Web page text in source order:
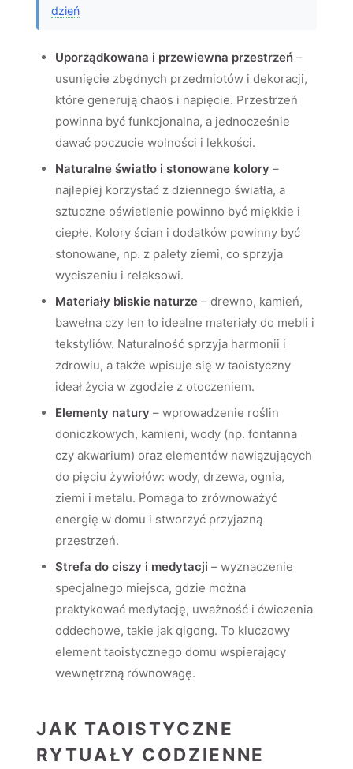
dzień
Uporządkowana i przewiewna przestrzeń –
usunięcie zbędnych przedmiotów i dekoracji,
które generują chaos i napięcie. Przestrzeń
powinna być funkcjonalna, a jednocześnie
dawać poczucie wolności i lekkości.
Naturalne światło i stonowane kolory –
najlepiej korzystać z dziennego światła, a
sztuczne oświetlenie powinno być miękkie i
ciepłe. Kolory ścian i dodatków powinny być
stonowane, np. z palety ziemi, co sprzyja
wyciszeniu i relaksowi.
Materiały bliskie naturze – drewno, kamień,
bawełna czy len to idealne materiały do mebli i
tekstyliów. Naturalność sprzyja harmonii i
zdrowiu, a także wpisuje się w taoistyczny
ideał życia w zgodzie z otoczeniem.
Elementy natury – wprowadzenie roślin
doniczkowych, kamieni, wody (np. fontanna
czy akwarium) oraz elementów nawiązujących
do pięciu żywiołów: wody, drzewa, ognia,
ziemi i metalu. Pomaga to zrównoważyć
energię w domu i stworzyć przyjazną
przestrzeń.
Strefa do ciszy i medytacji – wyznaczenie
specjalnego miejsca, gdzie można
praktykować medytację, uważność i ćwiczenia
oddechowe, takie jak qigong. To kluczowy
element taoistycznego domu wspierający
wewnętrzną równowagę.
JAK TAOISTYCZNE
RYTUAŁY CODZIENNE